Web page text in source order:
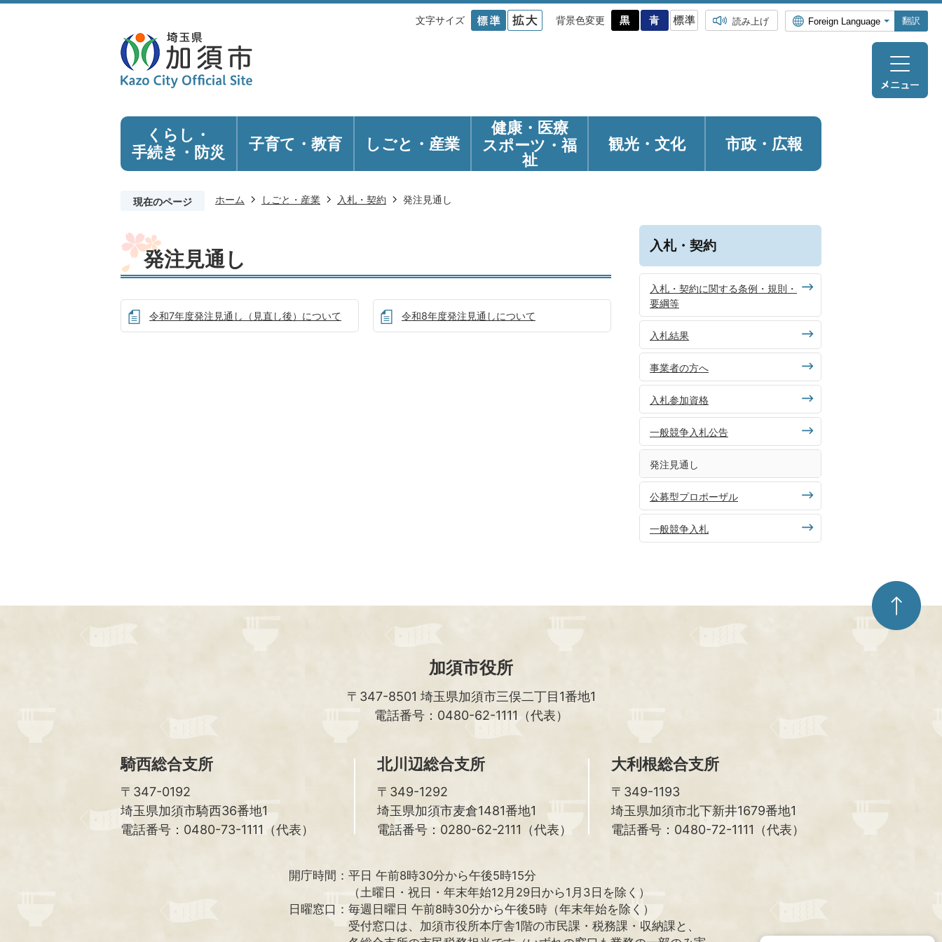
文字サイズ 背景色変更 読み上げ 翻訳
くらし・
手続き ・防災 子育て・教育 しごと・産業
健康・医療
スポーツ・福
祉
観光・ 文化 市政・広報
現在のページ ホーム しごと・産業 入札・契約 発注見通し
発注見通し
令和7年度発注見通し（見直し後）について 令和8年度発注見通しについて
入札・契約
入札・契約に関する条例・規則・
要綱等
入札結果
事業者の方へ
入札参加資格
一般競争入札公告
発注見通し
公募型プロポーザル
一般競争入札
ペ
ー
ジ
加須市役所
〒347-8501 埼玉県加須市三俣二丁目1番地1
電話番号：0480-62-1111（代表）
騎西総合支所
〒347-0192
埼玉県加須市騎西36番地1
電話番号：0480-73-1111（代表）
北川辺総合支所
〒349-1292
埼玉県加須市麦倉1481番地1
電話番号：0280-62-2111（代表）
大利根総合支所
〒349-1193
埼玉県加須市北下新井1679番地1
電話番号：0480-72-1111（代表）
開庁時間： 平日 午前8時30分から午後5時15分
（土曜日・祝日・年末年始12月29日から1月3日を除く）
日曜窓口： 毎週日曜日 午前8時30分から午後5時（年末年始を除く）
受付窓口は、加須市役所本庁舎1階の市民課・税務課・収納課と、